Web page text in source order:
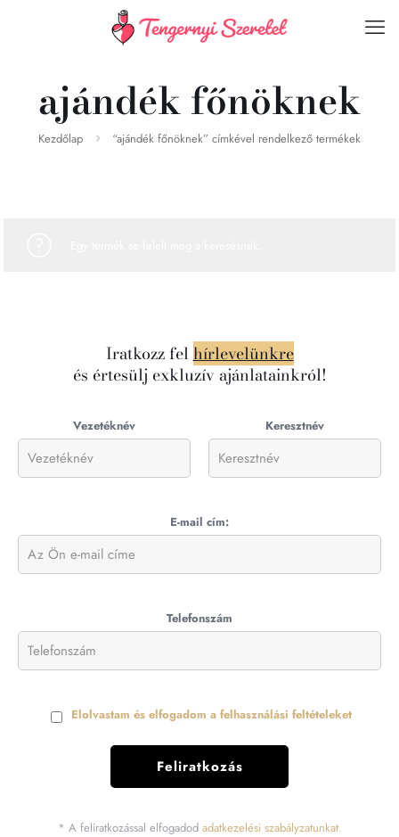
ajándék főnöknek
Kezdőlap “ajándék főnöknek” címkével rendelkező termékek
Iratkozz felhírlevelünkre
és értesülj exkluzív ajánlatainkról!
Vezetéknév Keresztnév
E-mail cím:
Telefonszám
Elolvastam és elfogadom a felhasználási feltételeket
* A feliratkozással elfogadod adatkezelési szabályzatunkat.